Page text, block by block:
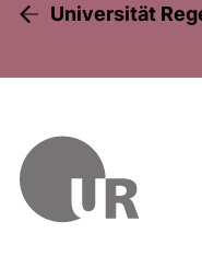
Universität